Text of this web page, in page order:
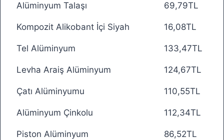
Alüminyum Talaşı 69,79TL
Kompozit Alikobant İçi Siyah 16,08TL
Tel Alüminyum 133,47TL
Levha Araiş Alüminyum 124,67TL
Çatı Alüminyumu 110,55TL
Alüminyum Çinkolu 112,34TL
Piston Alüminyum 86,52TL